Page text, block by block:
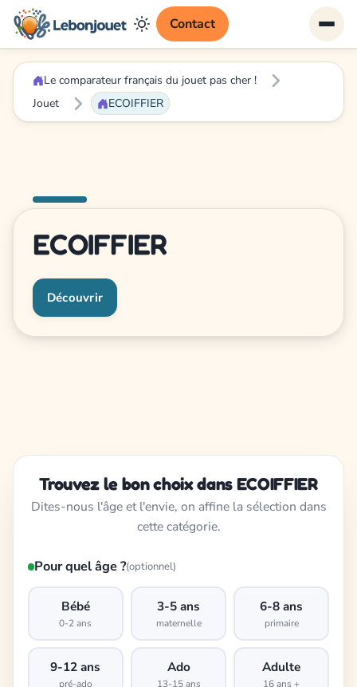
Contact
Le comparateur français du jouet pas cher !
Jouet
ECOIFFIER
ECOIFFIER
Découvrir
Trouvez le bon choix dans ECOIFFIER
Dites-nous l'âge et l'envie, on affine la sélection dans
cette catégorie.
Pour quel âge ?(optionnel)
Bébé
0-2 ans
3-5 ans
maternelle
6-8 ans
primaire
9-12 ans
pré-ado
Ado
13-15 ans
Adulte
16 ans +